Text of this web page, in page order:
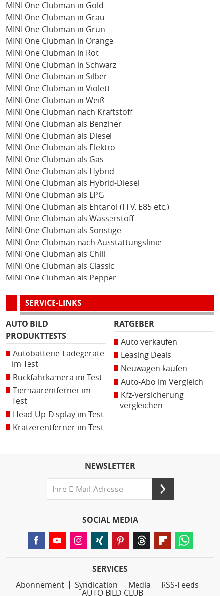
MINI One Clubman in Gold
MINI One Clubman in Grau
MINI One Clubman in Grün
MINI One Clubman in Orange
MINI One Clubman in Rot
MINI One Clubman in Schwarz
MINI One Clubman in Silber
MINI One Clubman in Violett
MINI One Clubman in Weiß
MINI One Clubman nach Kraftstoff
MINI One Clubman als Benziner
MINI One Clubman als Diesel
MINI One Clubman als Elektro
MINI One Clubman als Gas
MINI One Clubman als Hybrid
MINI One Clubman als Hybrid-Diesel
MINI One Clubman als LPG
MINI One Clubman als Ehtanol (FFV, E85 etc.)
MINI One Clubman als Wasserstoff
MINI One Clubman als Sonstige
MINI One Clubman nach Ausstattungslinie
MINI One Clubman als Chili
MINI One Clubman als Classic
MINI One Clubman als Pepper
SERVICE-LINKS
AUTO BILD
PRODUKTTESTS
Autobatterie-Ladegeräte
im Test
Rückfahrkamera im Test
Tierhaarentferner im
Test
Head-Up-Display im Test
Kratzerentferner im Test
RATGEBER
Auto verkaufen
Leasing Deals
Neuwagen kaufen
Auto-Abo im Vergleich
Kfz-Versicherung
vergleichen
NEWSLETTER
SOCIAL MEDIA
SERVICES
Abonnement
Syndication Media
RSS-Feeds
AUTO BILD CLUB